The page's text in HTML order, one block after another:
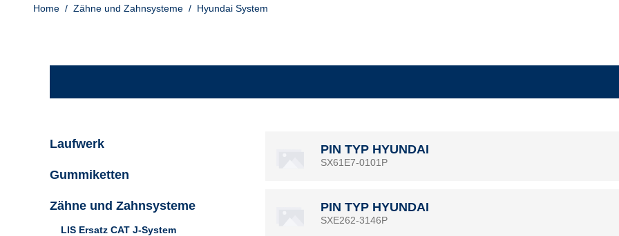
Home / Zähne und Zahnsysteme / Hyundai System
Laufwerk
Gummiketten
Zähne und Zahnsysteme
LIS Ersatz CAT J-System
PIN TYP HYUNDAI
SX61E7-0101P
PIN TYP HYUNDAI
SXE262-3146P